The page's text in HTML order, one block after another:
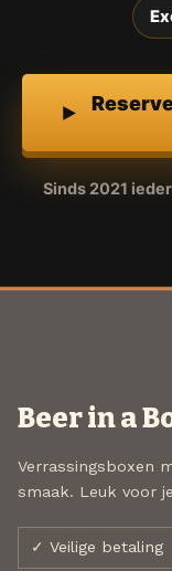
Sinds 2021
Beer in a
Verrassingsboxen
smaak. Leuk voor
✓ Veilige betaling